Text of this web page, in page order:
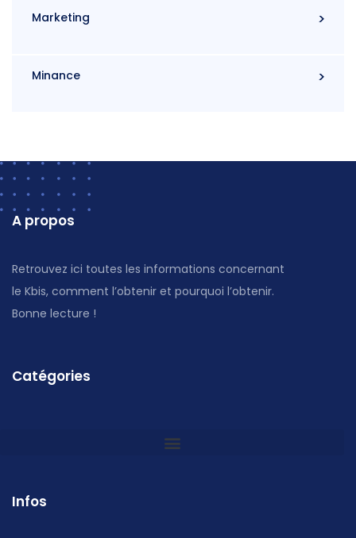
Marketing
Minance
A propos
Retrouvez ici toutes les informations concernant
le Kbis, comment l’obtenir et pourquoi l’obtenir.
Bonne lecture !
Catégories
Infos